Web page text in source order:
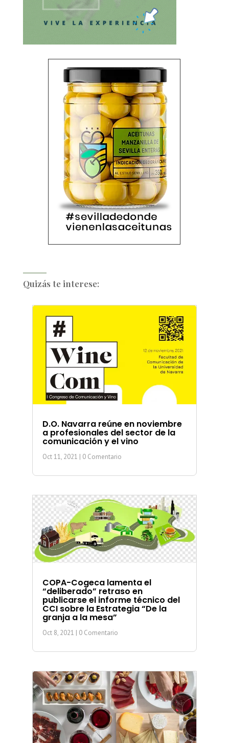
Quizás te interese:
D.O. Navarra reúne en noviembre
a profesionales del sector de la
comunicación y el vino
Oct 11, 2021 | 0 Comentario
COPA-Cogeca lamenta el
“deliberado” retraso en
publicarse el informe técnico del
CCI sobre la Estrategia “De la
granja a la mesa”
Oct 8, 2021 | 0 Comentario